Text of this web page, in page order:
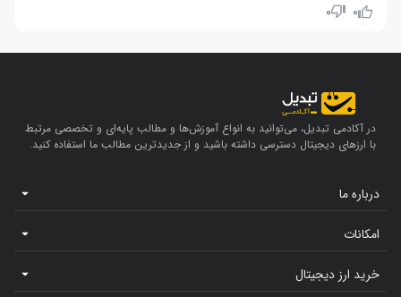
Interest) نیز افزایش یافته، اما نرخ‌های تأمین مالی مثبت نشانه ازدحام
دارد.
۰ ۰
در آکادمی تبدیل، می‌توانید به انواع آموزش‌ها و مطالب پایه‌ای و تخصصی مرتبط
با ارزهای دیجیتال دسترسی داشته باشید و از جدیدترین مطالب ما استفاده کنید.
درباره ما
امکانات
خرید ارز دیجیتال